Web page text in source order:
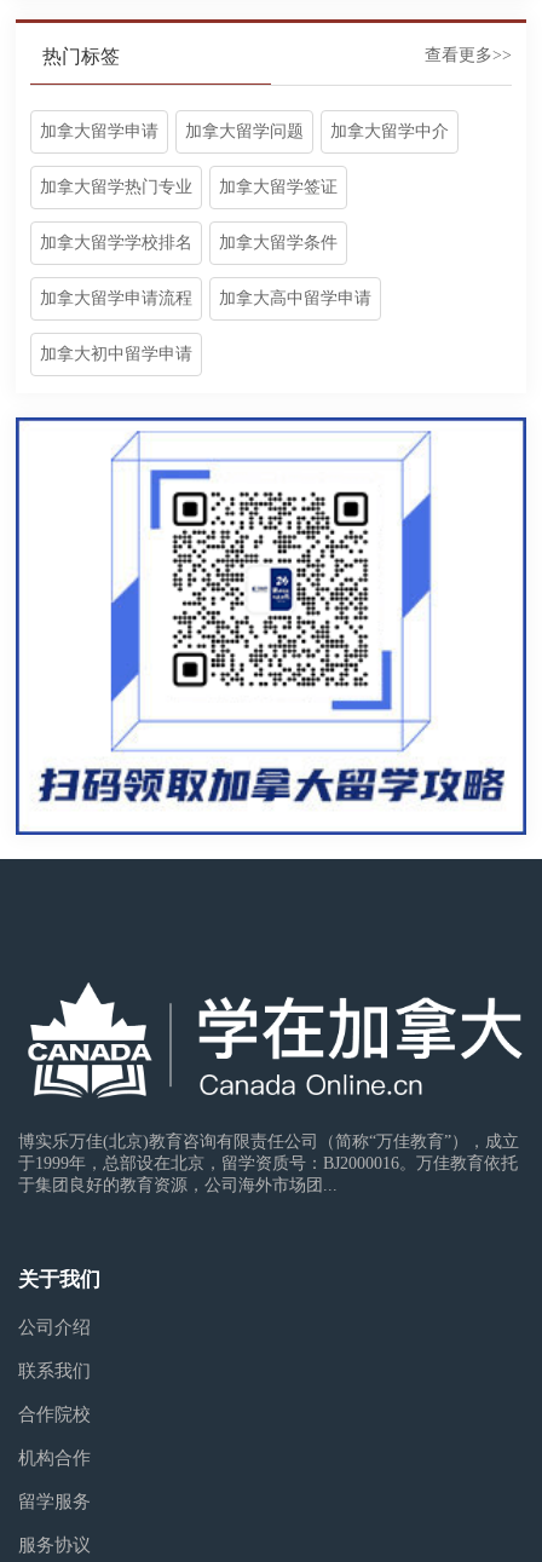
热门标签 查看更多>>
加拿大留学申请 加拿大留学问题 加拿大留学中介
加拿大留学热门专业 加拿大留学签证
加拿大留学学校排名 加拿大留学条件
加拿大留学申请流程 加拿大高中留学申请
加拿大初中留学申请
博实乐万佳(北京)教育咨询有限责任公司（简称“万佳教育”），成立
于1999年，总部设在北京，留学资质号：BJ2000016。万佳教育依托
于集团良好的教育资源，公司海外市场团...
关于我们
公司介绍
联系我们
合作院校
机构合作
留学服务
服务协议